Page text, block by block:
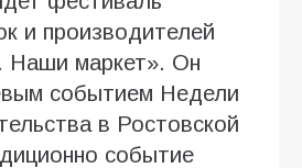
и производителей
Наши маркет». Он
событием Недели
в Ростовской
событие